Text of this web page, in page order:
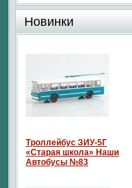
Новинки
Троллейбус ЗИУ-5Г
«Старая школа» Наши
Автобусы №83